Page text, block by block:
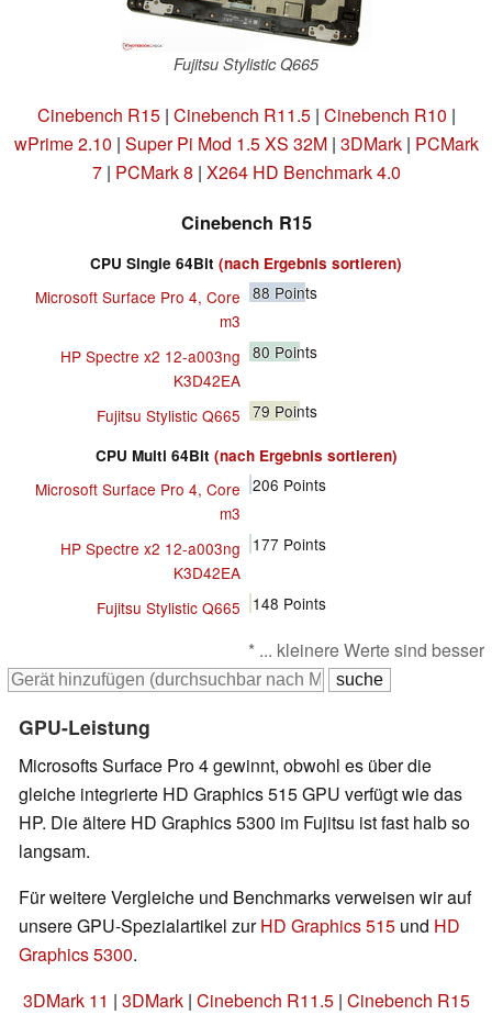
Fujitsu Stylistic Q665
Cinebench R15| Cinebench R11.5| Cinebench R10 |
wPrime 2.10 | Super Pi Mod 1.5 XS 32M| 3DMark| PCMark
7| PCMark 8 | X264 HD Benchmark 4.0
Cinebench R15
CPU Single 64Bit (nach Ergebnis sortieren)
Microsoft Surface Pro 4, Core
m3
88 Points
HP Spectre x2 12-a003ng
K3D42EA
80 Points
Fujitsu Stylistic Q665 79 Points
CPU Multi 64Bit (nach Ergebnis sortieren)
Microsoft Surface Pro 4, Core
m3
206 Points
HP Spectre x2 12-a003ng
K3D42EA
177 Points
Fujitsu Stylistic Q665 148 Points
* ... kleinere Werte sind besser
GPU-Leistung
Microsofts Surface Pro 4 gewinnt, obwohl es über die
gleiche integrierte HD Graphics 515 GPU verfügt wie das
HP. Die ältere HD Graphics 5300 im Fujitsu ist fast halb so
langsam.
Für weitere Vergleiche und Benchmarks verweisen wir auf
unsere GPU-Spezialartikel zurHD Graphics 515 und HD
Graphics 5300.
3DMark 11 | 3DMark| Cinebench R11.5| Cinebench R15